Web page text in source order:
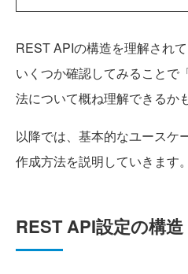
REST APIの構造を理解され
いくつか確認してみることで
法について概ね理解できるか
以降では、基本的なユースケ
作成方法を説明していきます。
REST API設定の構造